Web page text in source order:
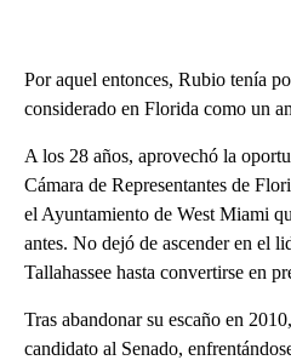
Por aquel entonces, Rubio tenía
considerado en Florida como un
A los 28 años, aprovechó la
Cámara de Representantes de
el Ayuntamiento de West Miami
antes. No dejó de ascender en el
Tallahassee hasta convertirse en
Tras abandonar su escaño en
candidato al Senado,